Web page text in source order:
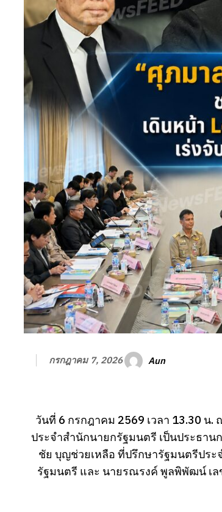
กรกฎาคม 7, 2026 Aun
วันที่ 6 กรกฎาคม 2569 เวลา 13.30 น
ประจำสำนักนายกรัฐมนตรี เป็นประธา
ชัย บุญช่วยเหลือ ที่ปรึกษารัฐมนตรีปร
รัฐมนตรี และ นายรณรงค์ พูลพิพัฒน์ เ